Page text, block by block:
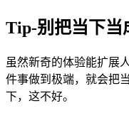
Tip-别把当下当
虽然新奇的体验能扩展
件事做到极端，就会把
下，这不好。